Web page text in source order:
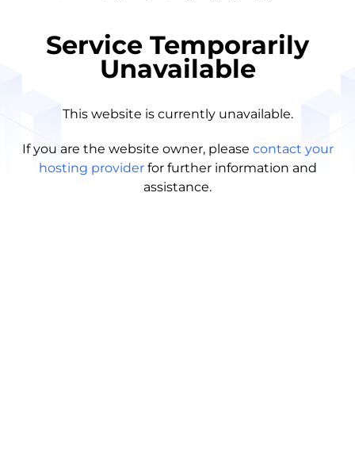
Service Temporarily
Unavailable
This website is currently unavailable.
If you are the website owner, please contact your
hosting provider for further information and
assistance.